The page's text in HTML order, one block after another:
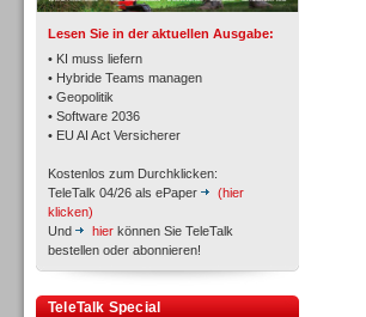
Lesen Sie in der aktuellen Ausgabe:
• KI muss liefern
• Hybride Teams managen
• Geopolitik
• Software 2036
• EU AI Act Versicherer
Kostenlos zum Durchklicken:
TeleTalk 04/26 als ePaper
(hier
klicken)
Und
hier können Sie TeleTalk
bestellen oder abonnieren!
TeleTalk Special
Workforce-Management
Personal